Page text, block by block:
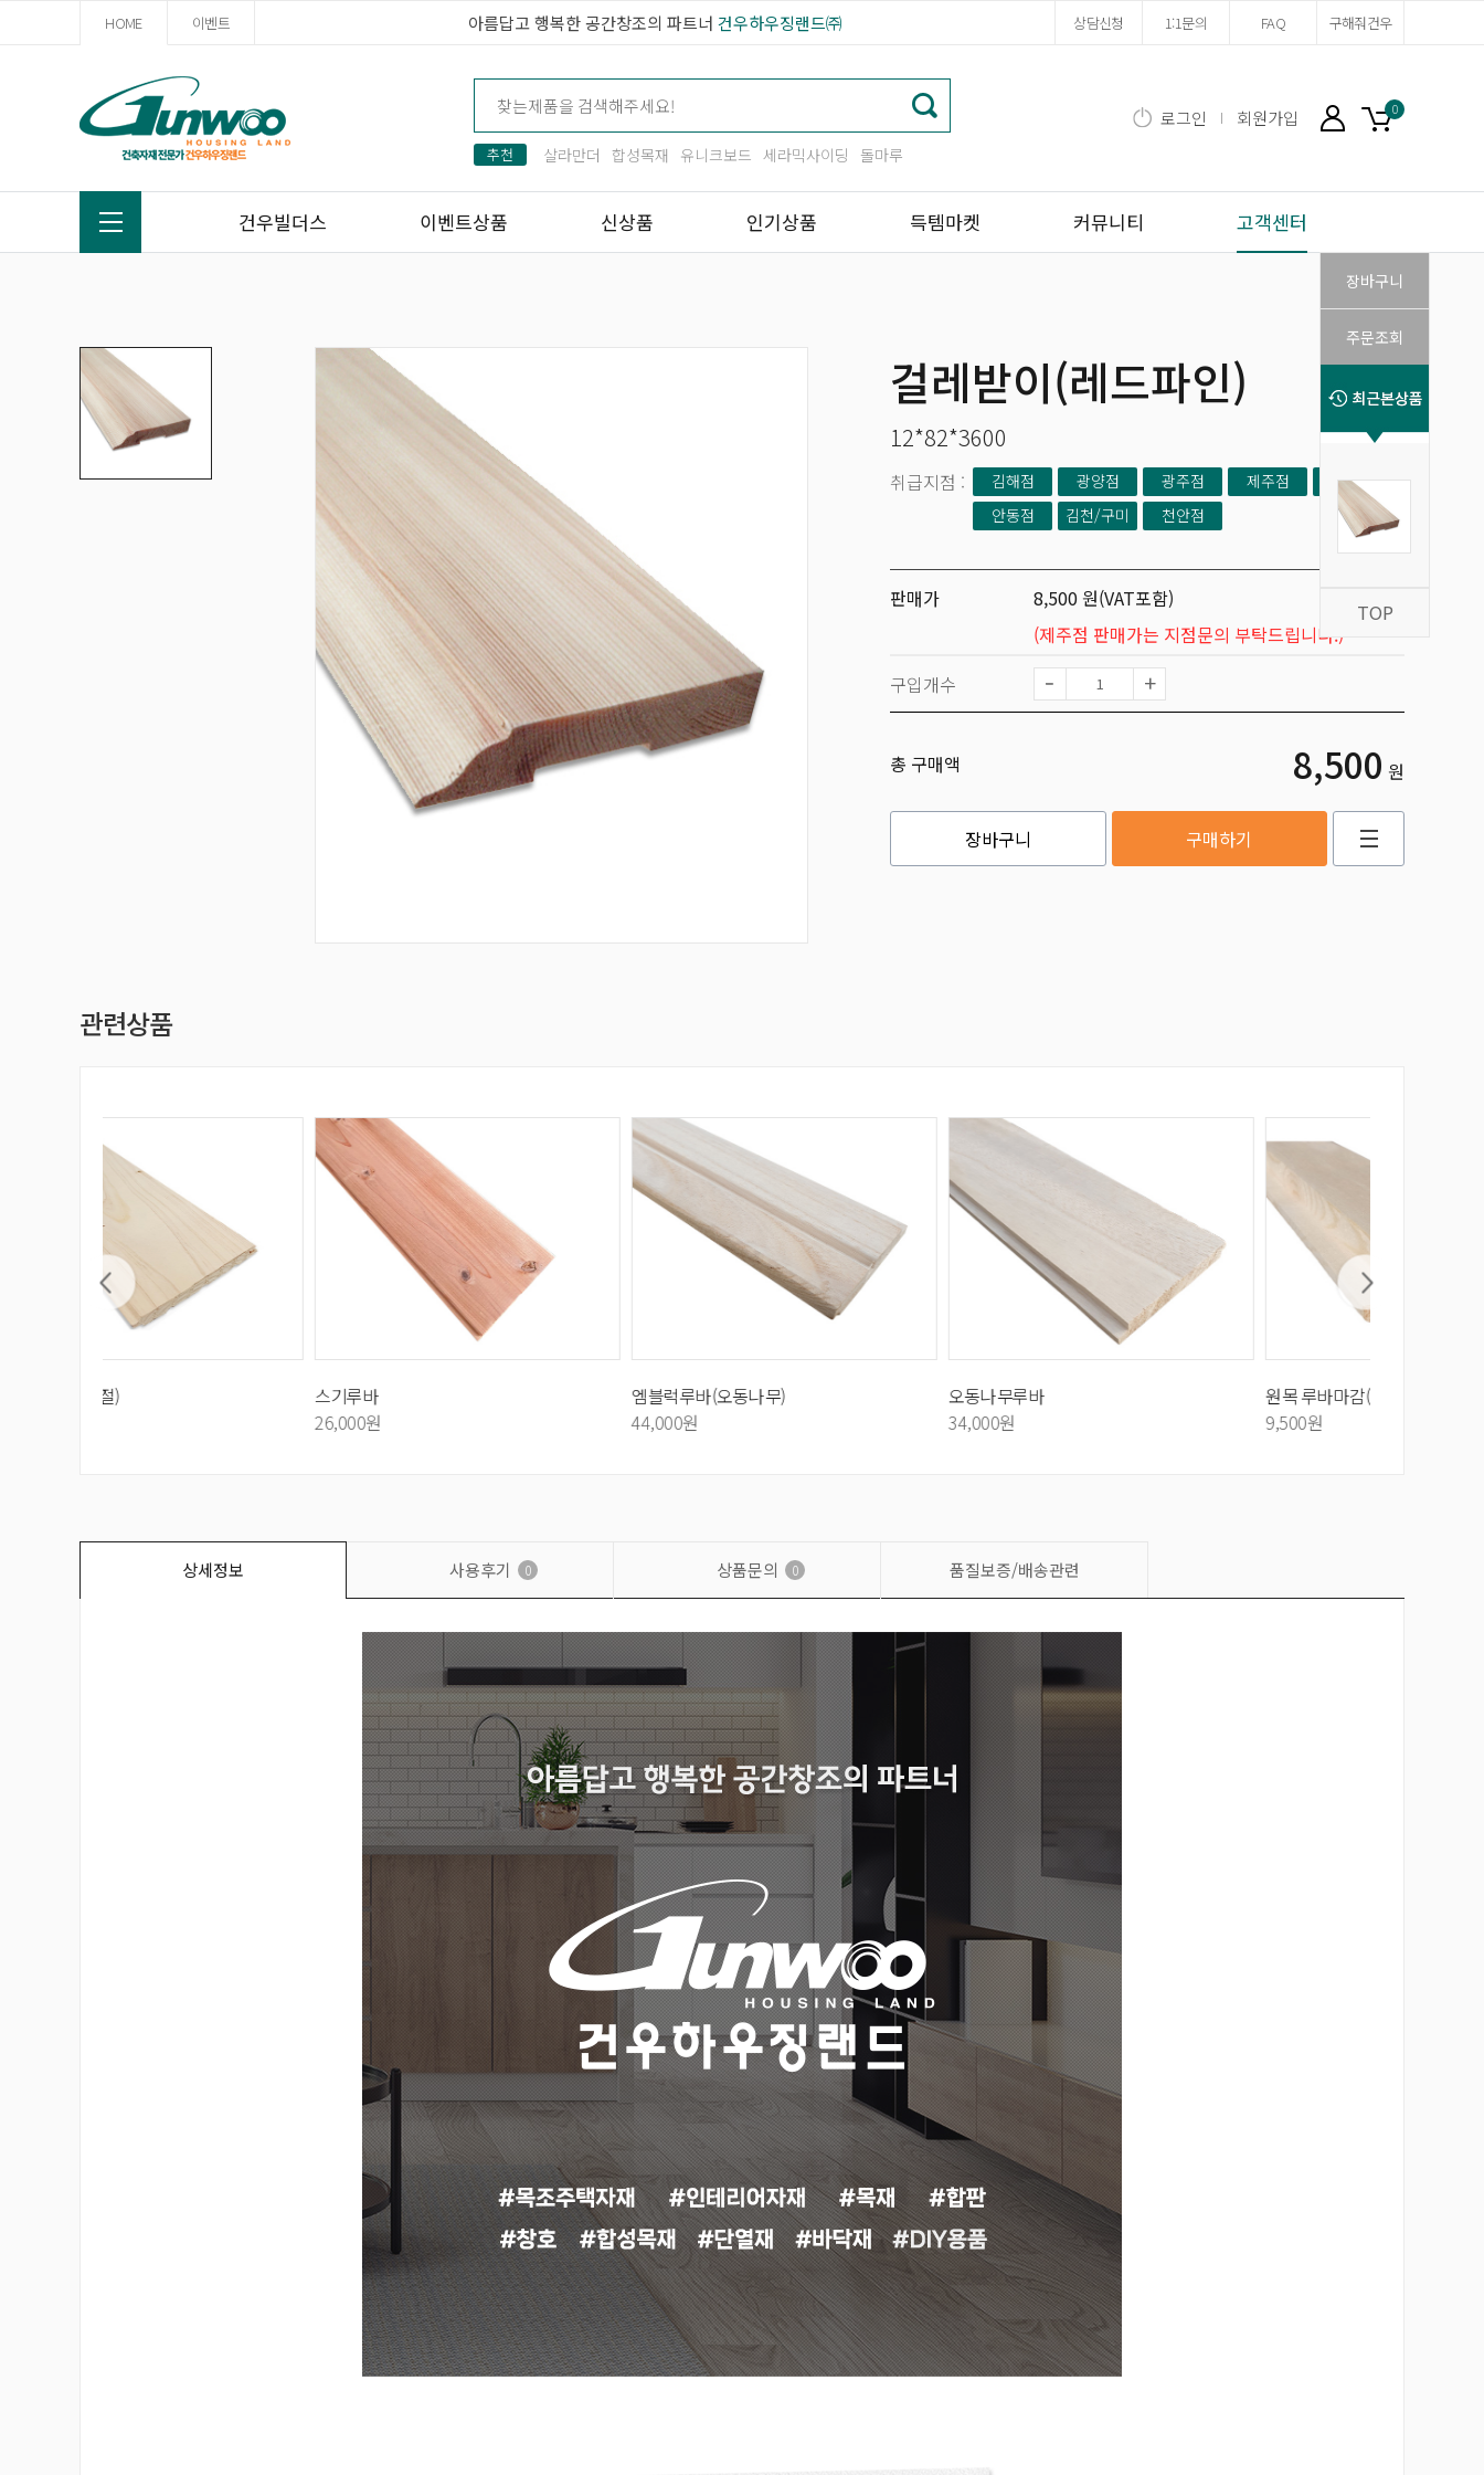
HOME 이벤트 아름답고 행복한 공간창조의 파트너 건우하우징랜드㈜ 상담신청 1:1문의 FAQ 구해줘건우
추천 살라만더 합성목재 유니크보드 세라믹사이딩 돌마루
로그인 회원가입 마이페이지
장바구니
0
건우빌더스 이벤트상품 신상품 인기상품 득템마켓 커뮤니티 고객센터
걸레받이(레드파인)
12*82*3600
김해점 광양점 광주점 제주점
경주/포항
안동점
김천/구미 천안점
판매가
8,500 원(VAT포함)
(제주점 판매가는 지점문의 부탁드립니다.)
구입개수
총 구매액 8,500 원
장바구니 구매하기
관련상품
스기루바
오동나무루바
상세정보 사용후기 0 상품문의 0 품질보증/배송관련
장바구니
주문조회
TOP